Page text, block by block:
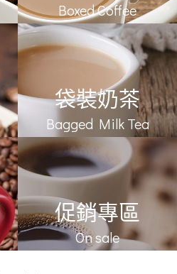
Boxed Coffee
袋裝奶茶
Bagged Milk Tea
促銷專區
On sale